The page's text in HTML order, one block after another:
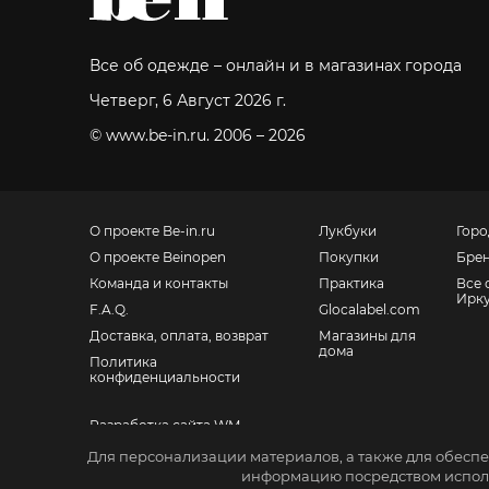
Для персонализации материалов, а также для
информацию посредством
Все об одежде – онлайн и в магазинах города
Четверг, 6 Август 2026 г.
© www.be-in.ru. 2006 – 2026
О проекте Be-in.ru
О проекте Beinopen
Команда и контакты
F.A.Q.
Доставка, оплата, возврат
Политика
конфиденциальности
Лукбуки
Покупки
Практика
Glocalabel.com
Магазины для
дома
Все
Разработка сайта WM
Санкт-Петербург, Невский пр., 139